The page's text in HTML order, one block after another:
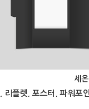
세
리플렛, 포스터, 파워포